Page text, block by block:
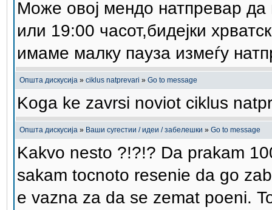
Може овој мендо натпревар
или 19:00 часот,бидејки
имаме малку пауза измеѓу
Општа дискусија » ciklus natprevari » Go to message
Koga ke zavrsi noviot ciklus
Општа дискусија » Ваши сугестии / идеи / забелешки » Go to message
Kakvo nesto ?!?!? Da prakam
sakam tocnoto resenie da go
e vazna za da se zemat poeni.